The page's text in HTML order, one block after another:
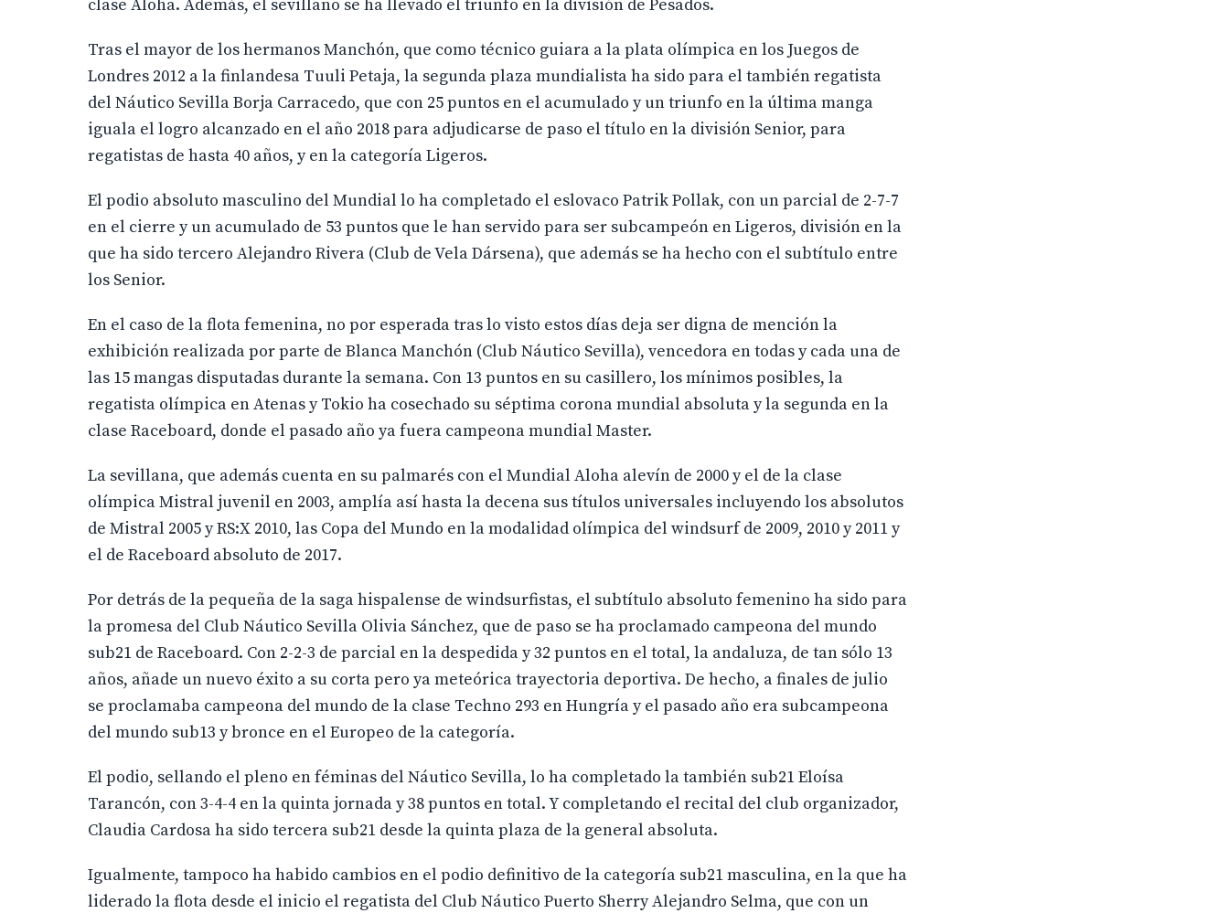
clase Aloha. Además, el sevillano se ha llevado el triunfo en la división de Pesados.
Tras el mayor de los hermanos Manchón, que como técnico guiara a la plata olímpica en los Juegos de
Londres 2012 a la finlandesa Tuuli Petaja, la segunda plaza mundialista ha sido para el también regatista
del Náutico Sevilla Borja Carracedo, que con 25 puntos en el acumulado y un triunfo en la última manga
iguala el logro alcanzado en el año 2018 para adjudicarse de paso el título en la división Senior, para
regatistas de hasta 40 años, y en la categoría Ligeros.
El podio absoluto masculino del Mundial lo ha completado el eslovaco Patrik Pollak, con un parcial de 2-7-7
en el cierre y un acumulado de 53 puntos que le han servido para ser subcampeón en Ligeros, división en la
que ha sido tercero Alejandro Rivera (Club de Vela Dársena), que además se ha hecho con el subtítulo entre
los Senior.
En el caso de la flota femenina, no por esperada tras lo visto estos días deja ser digna de mención la
exhibición realizada por parte de Blanca Manchón (Club Náutico Sevilla), vencedora en todas y cada una de
las 15 mangas disputadas durante la semana. Con 13 puntos en su casillero, los mínimos posibles, la
regatista olímpica en Atenas y Tokio ha cosechado su séptima corona mundial absoluta y la segunda en la
clase Raceboard, donde el pasado año ya fuera campeona mundial Master.
La sevillana, que además cuenta en su palmarés con el Mundial Aloha alevín de 2000 y el de la clase
olímpica Mistral juvenil en 2003, amplía así hasta la decena sus títulos universales incluyendo los absolutos
de Mistral 2005 y RS:X 2010, las Copa del Mundo en la modalidad olímpica del windsurf de 2009, 2010 y 2011 y
el de Raceboard absoluto de 2017.
Por detrás de la pequeña de la saga hispalense de windsurfistas, el subtítulo absoluto femenino ha sido para
la promesa del Club Náutico Sevilla Olivia Sánchez, que de paso se ha proclamado campeona del mundo
sub21 de Raceboard. Con 2-2-3 de parcial en la despedida y 32 puntos en el total, la andaluza, de tan sólo 13
años, añade un nuevo éxito a su corta pero ya meteórica trayectoria deportiva. De hecho, a finales de julio
se proclamaba campeona del mundo de la clase Techno 293 en Hungría y el pasado año era subcampeona
del mundo sub13 y bronce en el Europeo de la categoría.
El podio, sellando el pleno en féminas del Náutico Sevilla, lo ha completado la también sub21 Eloísa
Tarancón, con 3-4-4 en la quinta jornada y 38 puntos en total. Y completando el recital del club organizador,
Claudia Cardosa ha sido tercera sub21 desde la quinta plaza de la general absoluta.
Igualmente, tampoco ha habido cambios en el podio definitivo de la categoría sub21 masculina, en la que ha
liderado la flota desde el inicio el regatista del Club Náutico Puerto Sherry Alejandro Selma, que con un